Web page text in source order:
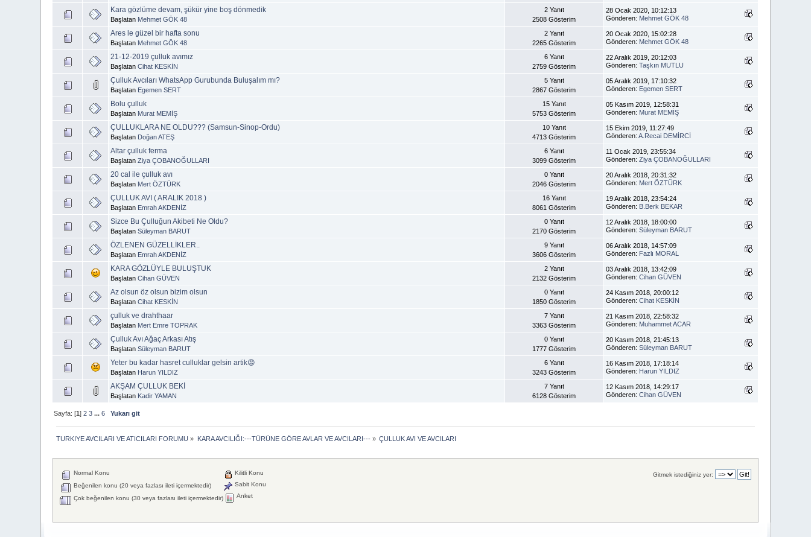
Kara gözlüme devam, şükür yine boş dönmedik
Başlatan Mehmet GÖK 48
2 Yanıt
2508 Gösterim
28 Ocak 2020, 10:12:13
Gönderen: Mehmet GÖK 48
Ares le güzel bir hafta sonu
Başlatan Mehmet GÖK 48
2 Yanıt
2265 Gösterim
20 Ocak 2020, 15:02:28
Gönderen: Mehmet GÖK 48
21-12-2019 çulluk avımız
BaşlatanCihat KESKİN
6 Yanıt
2759 Gösterim
22 Aralık 2019, 20:12:03
Gönderen:Taşkın MUTLU
Çulluk Avcıları WhatsApp Gurubunda Buluşalım mı?
Başlatan Egemen SERT
5 Yanıt
2867 Gösterim
05 Aralık 2019, 17:10:32
Gönderen: Egemen SERT
Bolu çulluk
Başlatan Murat MEMİŞ
15 Yanıt
5753 Gösterim
05 Kasım 2019, 12:58:31
Gönderen: Murat MEMİŞ
ÇULLUKLARA NE OLDU??? (Samsun-Sinop-Ordu)
Başlatan Doğan ATEŞ
10 Yanıt
4713 Gösterim
15 Ekim 2019, 11:27:49
Gönderen:A.Recai DEMİRCİ
Altar çulluk ferma
BaşlatanZiya ÇOBANOĞULLARI
6 Yanıt
3099 Gösterim
11 Ocak 2019, 23:55:34
Gönderen:Ziya ÇOBANOĞULLARI
20 cal ile çulluk avı
Başlatan Mert ÖZTÜRK
0 Yanıt
2046 Gösterim
20 Aralık 2018, 20:31:32
Gönderen: Mert ÖZTÜRK
ÇULLUK AVI ( ARALIK 2018 )
Başlatan Emrah AKDENİZ
16 Yanıt
8061 Gösterim
19 Aralık 2018, 23:54:24
Gönderen: B.Berk BEKAR
Sizce Bu Çulluğun Akibeti Ne Oldu?
BaşlatanSüleyman BARUT
0 Yanıt
2170 Gösterim
12 Aralık 2018, 18:00:00
Gönderen:Süleyman BARUT
ÖZLENEN GÜZELLİKLER..
Başlatan Emrah AKDENİZ
9 Yanıt
3606 Gösterim
06 Aralık 2018, 14:57:09
Gönderen: Fazlı MORAL
KARA GÖZLÜYLE BULUŞTUK
BaşlatanCihan GÜVEN
2 Yanıt
2132 Gösterim
03 Aralık 2018, 13:42:09
Gönderen:Cihan GÜVEN
Az olsun öz olsun bizim olsun
BaşlatanCihat KESKİN
0 Yanıt
1850 Gösterim
24 Kasım 2018, 20:00:12
Gönderen:Cihat KESKİN
çulluk ve drahthaar
Başlatan Mert Emre TOPRAK
7 Yanıt
3363 Gösterim
21 Kasım 2018, 22:58:32
Gönderen: Muhammet ACAR
Çulluk Avı Ağaç Arkası Atış
BaşlatanSüleyman BARUT
0 Yanıt
1777 Gösterim
20 Kasım 2018, 21:45:13
Gönderen:Süleyman BARUT
Yeter bu kadar hasret culluklar gelsin artik😡
Başlatan Harun YILDIZ
6 Yanıt
3243 Gösterim
16 Kasım 2018, 17:18:14
Gönderen: Harun YILDIZ
AKŞAM ÇULLUK BEKİ
Başlatan Kadir YAMAN
7 Yanıt
6128 Gösterim
12 Kasım 2018, 14:29:17
Gönderen:Cihan GÜVEN
Sayfa: [1]2 3 ...6 Yukarı git
TURKIYE AVCILARI VE ATICILARI FORUMU » KARA AVCILIĞI:---TÜRÜNE GÖRE AVLAR VE AVCILARI---» ÇULLUK AVI VE AVCILARI
Gitmek istediğiniz yer:
Normal Konu
Beğenilen konu (20 veya fazlası ileti içermektedir)
Çok beğenilen konu (30 veya fazlası ileti içermektedir)
Kilitli Konu
Sabit Konu
Anket